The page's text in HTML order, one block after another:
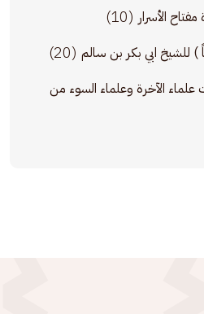
الأسرار (10)
للشيخ ابي بكر بن سالم (20)
علماء الآخرة وعلماء السوء من